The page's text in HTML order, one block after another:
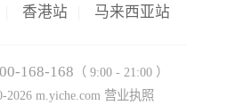
香港站 马来西亚站
168-168 （ 9:00 - 21:00 ）
2026m.yiche.com 营业执照